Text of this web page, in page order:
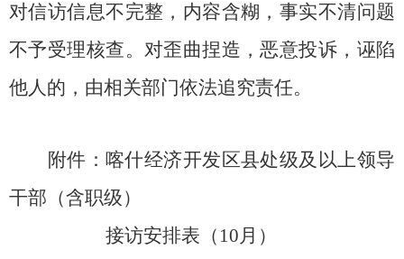
对信访信息不完整，内容含糊，事实不清问题
不予受理核查。对歪曲捏造，恶意投诉，诬陷
他人的，由相关部门依法追究责任。
附件：喀什经济开发区县处级及以上领导
干部（含职级）
接访安排表（ 10月）